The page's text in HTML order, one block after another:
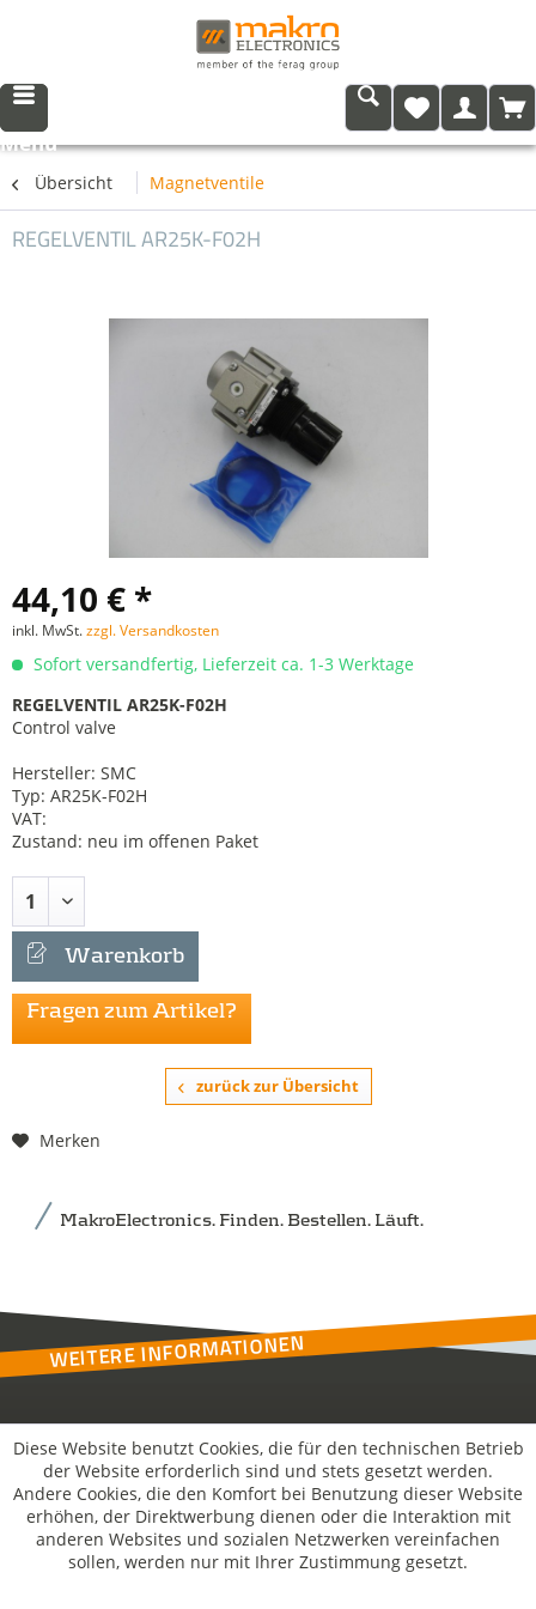
Menü
Übersicht Magnetventile
REGELVENTIL AR25K-F02H
44,10 € *
inkl. MwSt.zzgl. Versandkosten
Sofort versandfertig, Lieferzeit ca. 1-3 Werktage
REGELVENTIL AR25K-F02H
Control valve
Hersteller: SMC
Typ: AR25K-F02H
VAT:
Zustand: neu im offenen Paket
Warenkorb
Fragen zum Artikel?
zurück zur Übersicht
Merken
MakroElectronics. Finden. Bestellen. Läuft.
WEITERE INFORMATIONEN
Kontakt
MakroSolutions
Diese Website benutzt Cookies, die für den technischen Betrieb
der Website erforderlich sind und stets gesetzt werden.
Andere Cookies, die den Komfort bei Benutzung dieser Website
erhöhen, der Direktwerbung dienen oder die Interaktion mit
anderen Websites und sozialen Netzwerken vereinfachen
sollen, werden nur mit Ihrer Zustimmung gesetzt.